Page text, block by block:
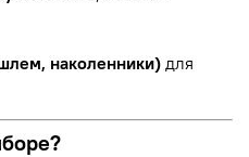
наколенники) для